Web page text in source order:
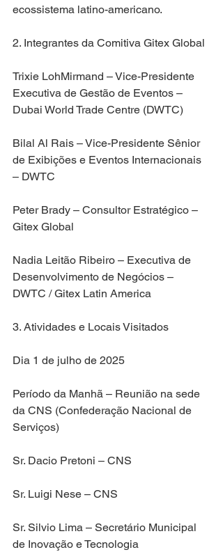
ecossistema latino-americano.
2. Integrantes da Comitiva Gitex Global
Trixie LohMirmand – Vice-Presidente
Executiva de Gestão de Eventos –
Dubai World Trade Centre (DWTC)
Bilal Al Rais – Vice-Presidente Sênior
de Exibições e Eventos Internacionais
– DWTC
Peter Brady – Consultor Estratégico –
Gitex Global
Nadia Leitão Ribeiro – Executiva de
Desenvolvimento de Negócios –
DWTC / Gitex Latin America
3. Atividades e Locais Visitados
Dia 1 de julho de 2025
Período da Manhã – Reunião na sede
da CNS (Confederação Nacional de
Serviços)
Sr. Dacio Pretoni – CNS
Sr. Luigi Nese – CNS
Sr. Silvio Lima – Secretário Municipal
de Inovação e Tecnologia